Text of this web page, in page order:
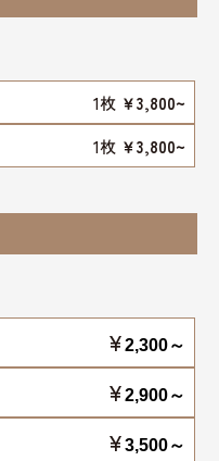
1枚 ￥3,800~
1枚 ￥3,800~
¥2,300～
¥2,900～
¥3,500～